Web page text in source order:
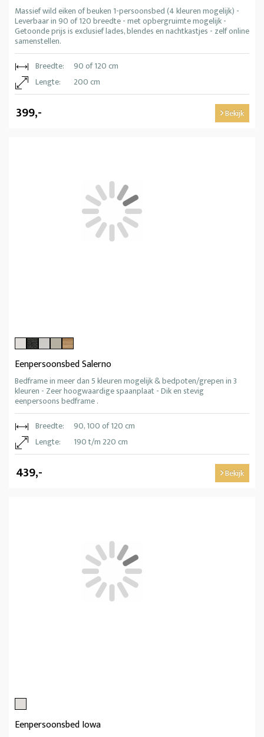
Massief wild eiken of beuken 1-persoonsbed (4 kleuren mogelijk) -
Leverbaar in 90 of 120 breedte - met opbergruimte mogelijk -
Getoonde prijs is exclusief lades, blendes en nachtkastjes - zelf online
samenstellen.
Breedte:
90 of 120 cm
Lengte:
200 cm
399,- Bekijk
Eenpersoonsbed Salerno
Bedframe in meer dan 5 kleuren mogelijk & bedpoten/grepen in 3
kleuren - Zeer hoogwaardige spaanplaat - Dik en stevig
eenpersoons bedframe .
Breedte:
90, 100 of 120 cm
Lengte:
190 t/m 220 cm
439,- Bekijk
Eenpersoonsbed Iowa